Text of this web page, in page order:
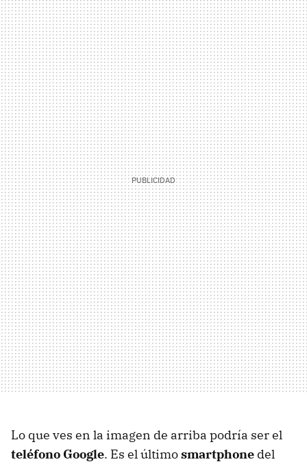
Lo que ves en la imagen de arriba podría ser el
teléfono Google. Es el últimosmartphone del